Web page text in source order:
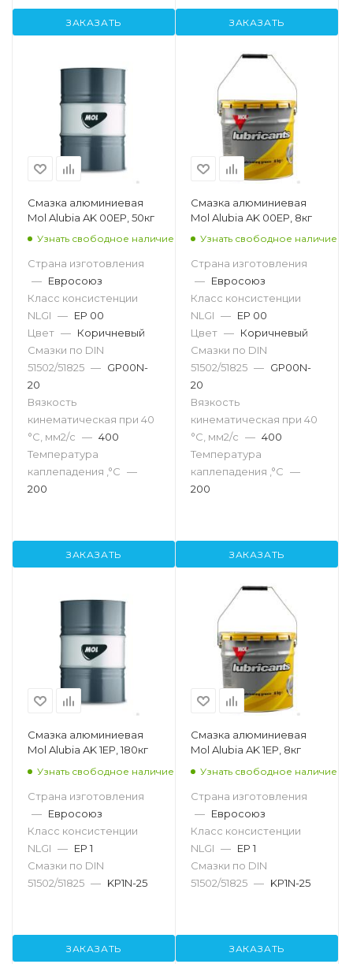
ЗАКАЗАТЬ ЗАКАЗАТЬ
Смазка алюминиевая
Mol Alubia AK 00EP, 50кг
Узнать свободное наличие
Страна изготовления
— Евросоюз
Класс консистенции
NLGI — EP 00
Цвет — Коричневый
Смазки по DIN
51502/51825 — GP00N-
20
Вязкость
кинематическая при 40
°С, мм2/с — 400
Температура
каплепадения ,°C —
200
ЗАКАЗАТЬ
Смазка алюминиевая
Mol Alubia AK 00EP, 8кг
Узнать свободное наличие
Страна изготовления
— Евросоюз
Класс консистенции
NLGI — EP 00
Цвет — Коричневый
Смазки по DIN
51502/51825 — GP00N-
20
Вязкость
кинематическая при 40
°С, мм2/с — 400
Температура
каплепадения ,°C —
200
ЗАКАЗАТЬ
Смазка алюминиевая
Mol Alubia AK 1EP, 180кг
Узнать свободное наличие
Страна изготовления
— Евросоюз
Класс консистенции
NLGI — EP 1
Смазки по DIN
51502/51825 — KP1N-25
ЗАКАЗАТЬ
Смазка алюминиевая
Mol Alubia AK 1EP, 8кг
Узнать свободное наличие
Страна изготовления
— Евросоюз
Класс консистенции
NLGI — EP 1
Смазки по DIN
51502/51825 — KP1N-25
ЗАКАЗАТЬ